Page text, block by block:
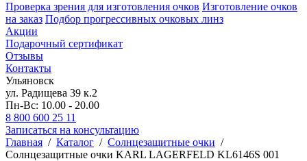
Проверка зрения для изготовления очков Изготовление очков
на заказ Подбор прогрессивных очковых линз
Акции
Подарочный сертификат
Отзывы
Контакты
Ульяновск
ул. Радищева 39 к.2
Пн-Вс: 10.00 - 20.00
8 800 600 25 11
Записаться на консультацию
Главная / Каталог / Солнцезащитные очки /
Солнцезащитные очки KARL LAGERFELD KL6146S 001